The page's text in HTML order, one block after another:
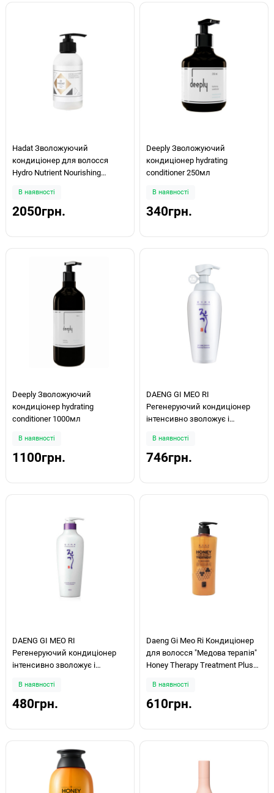
Hadat Зволожуючий
кондиціонер для волосся
Hydro Nutrient Nourishing
В наявності
2050грн.
Deeply Зволожуючий
кондиціонер hydrating
conditioner 250мл
В наявності
340грн.
Deeply Зволожуючий
кондиціонер hydrating
conditioner 1000мл
В наявності
1100грн.
DAENG GI MEO RI
Регенеруючий кондиціонер
інтенсивно зволожує і
Vitalizing Treatment 500мл
В наявності
746грн.
DAENG GI MEO RI
Регенеруючий кондиціонер
інтенсивно зволожує і
Vitalizing Treatment 300мл
В наявності
480грн.
Daeng Gi Meo Ri Кондиціонер
для волосся "Медова терапія"
Honey Therapy Treatment Plus
В наявності
610грн.